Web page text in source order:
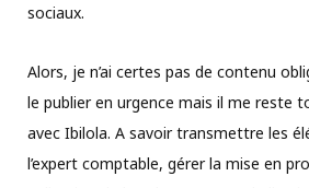
sociaux.
Alors, je n’ai certes pas de contenu
le publier en urgence mais il me reste
avec Ibilola. A savoir transmettre les
l’expert comptable, gérer la mise en